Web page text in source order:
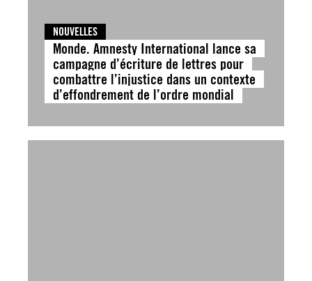
NOUVELLES
Monde. Amnesty International lance sa
campagne d’écriture de lettres pour
combattre l’injustice dans un contexte
d’effondrement de l’ordre mondial